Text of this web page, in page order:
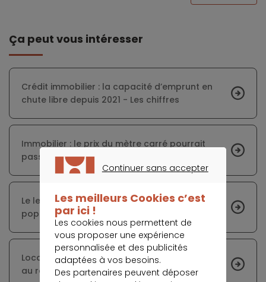
Ça peut vous intéresser
Crédit immobilier : la capacité d’emprunt en
chute libre depuis 2021 - Les chiffres
Immobilier : le prix du mètre carré pourrait
passer sous les 10 000 euros à Paris
Le leasing immobilier, un concept qui gagne en
popularité
Location avec option d’achat : la solution face
au refus de prêt ?
Continuer sans accepter
Les meilleurs Cookies c’est
par ici !
Les cookies nous permettent de
vous proposer une expérience
personnalisée et des publicités
adaptées à vos besoins.
Des partenaires peuvent déposer